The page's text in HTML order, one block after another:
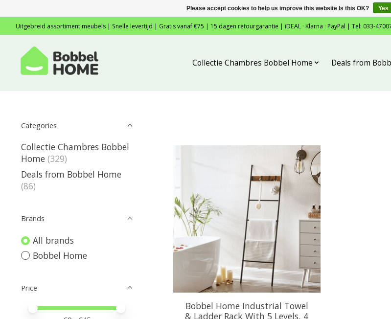
Uitgebreid assortiment meubels | Snelle levertijd | Gratis vanaf €75 | 15 dagen retourgarantie | iDEAL · Klarna · PayPal | Tel: 033-
Collectie Chambres Bobbel Home Deals from
Categories
Collectie Chambres Bobbel
Home (329)
Deals from Bobbel Home
(86)
Brands
All brands
Bobbel Home
Price
Price minimum value
Price maximum value
Bobbel Home Industrial Towel
& Ladder Rack With 5 Levels, 4
Please accept cookies to help us improve this website Is this OK? Yes